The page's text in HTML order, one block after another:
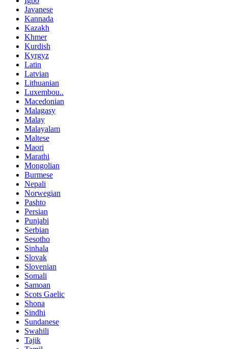
Javanese
Kannada
Kazakh
Khmer
Kurdish
Kyrgyz
Latin
Latvian
Lithuanian
Luxembou..
Macedonian
Malagasy
Malay
Malayalam
Maltese
Maori
Marathi
Mongolian
Burmese
Nepali
Norwegian
Pashto
Persian
Punjabi
Serbian
Sesotho
Sinhala
Slovak
Slovenian
Somali
Samoan
Scots Gaelic
Shona
Sindhi
Sundanese
Swahili
Tajik